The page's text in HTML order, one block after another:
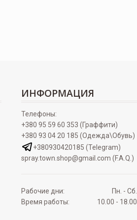
ИНФОРМАЦИЯ
Телефоны:
+380 95 59 60 353 (Граффити)
+380 93 04 20 185 (Одежда\Обувь)
+380930420185 (Telegram)
spray.town.shop@gmail.com (F.A.Q.)
Рабочие дни:
Пн. - Сб.
Время работы:
10.00 - 18.00